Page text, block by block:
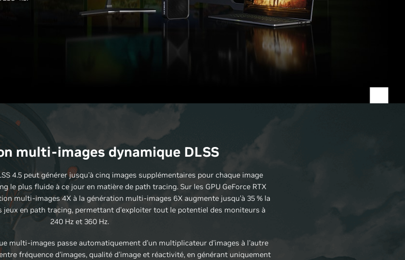
multi-images dynamique DLSS
4.5 peut générer jusqu'à cinq images supplémentaires pour chaque image
le plus fluide à ce jour en matière de path tracing. Sur les GPU GeForce RTX
multi-images 4X à la génération multi-images 6X augmente jusqu'à 35 % la
jeux en path tracing, permettant d'exploiter tout le potentiel des moniteurs à
240 Hz et 360 Hz.
multi-images passe automatiquement d'un multiplicateur d'images à l'autre
fréquence d'images, qualité d'image et réactivité, en générant uniquement